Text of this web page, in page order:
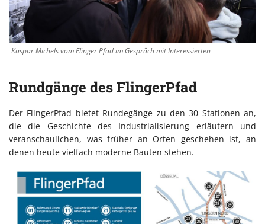
Kaspar Michels vom Flinger Pfad im Gespräch mit Interessierten
Rundgänge des FlingerPfad
Der FlingerPfad bietet Rundegänge zu den 30 Stationen an,
die die Geschichte des Industrialisierung erläutern und
veranschaulichen, was früher an Orten geschehen ist, an
denen heute vielfach moderne Bauten stehen.